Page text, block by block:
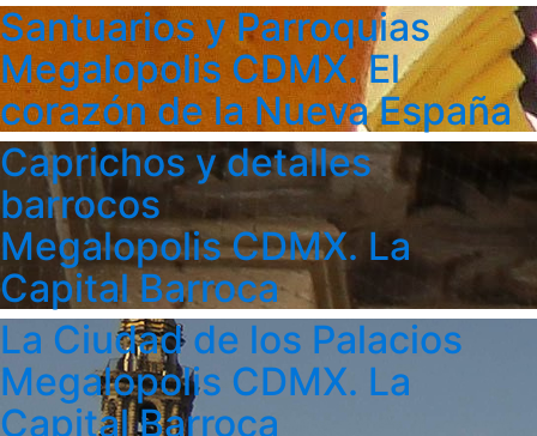
Santuarios y Parroquias
Megalopolis CDMX. El
corazón de la Nueva España
Caprichos y detalles
barrocos
Megalopolis CDMX. La
Capital Barroca
La Ciudad de los Palacios
Megalopolis CDMX. La
Capital Barroca